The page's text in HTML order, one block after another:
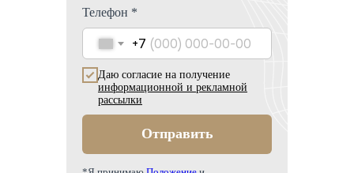
Телефон *
+7
Даю согласие на получение
информационной и рекламной
рассылки
Отправить